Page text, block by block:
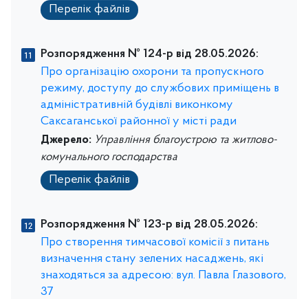
Перелік файлів
Розпорядження № 124-р від 28.05.2026:
Про організацію охорони та пропускного
режиму, доступу до службових приміщень в
адміністративній будівлі виконкому
Саксаганської районної у місті ради
Джерело: Управління благоустрою та житлово-
комунального господарства
Перелік файлів
Розпорядження № 123-р від 28.05.2026:
Про створення тимчасової комісії з питань
визначення стану зелених насаджень, які
знаходяться за адресою: вул. Павла Глазового,
37